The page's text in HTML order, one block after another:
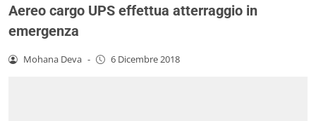
Aereo cargo UPS effettua atterraggio in
emergenza
Mohana Deva - 6 Dicembre 2018